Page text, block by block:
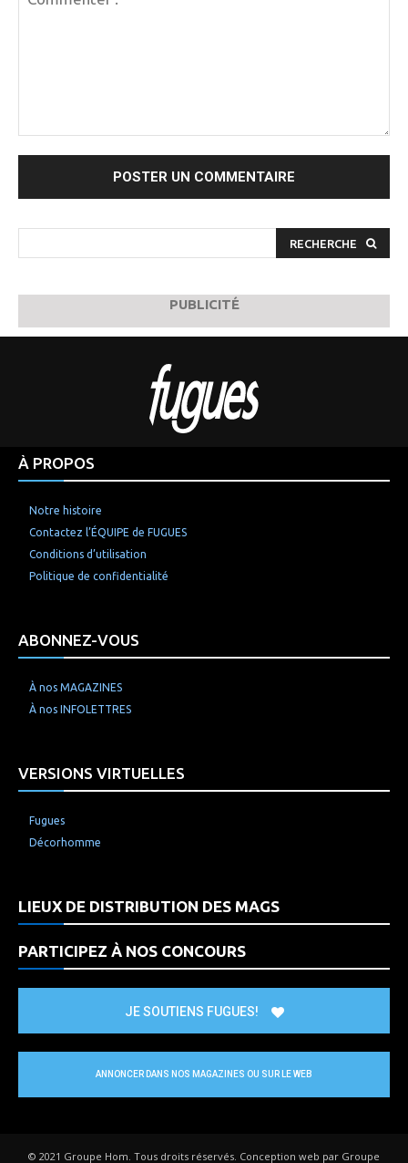
RECHERCHE
PUBLICITÉ
À PROPOS
Notre histoire
Contactez l’ÉQUIPE de FUGUES
Conditions d’utilisation
Politique de confidentialité
ABONNEZ-VOUS
À nos MAGAZINES
À nos INFOLETTRES
VERSIONS VIRTUELLES
Fugues
Décorhomme
LIEUX DE DISTRIBUTION DES MAGS
PARTICIPEZ À NOS CONCOURS
JE SOUTIENS FUGUES!
ANNONCER DANS NOS MAGAZINES OU SUR LE WEB
© 2021 Groupe Hom. Tous droits réservés. Conception web par Groupe